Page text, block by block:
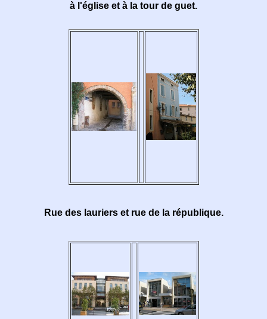
à l'église et à la tour de guet.
Rue des lauriers et rue de la république.